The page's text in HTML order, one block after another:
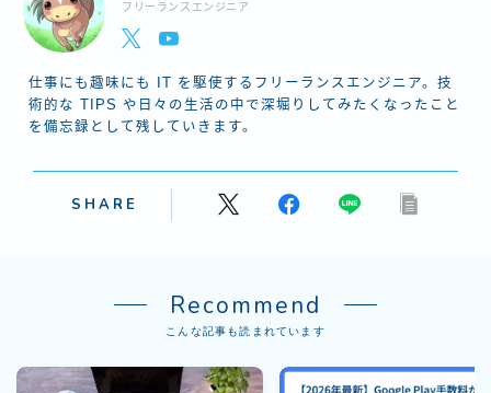
フリーランスエンジニア
仕事にも趣味にも IT を駆使するフリーランスエンジニア。技
術的な TIPS や日々の生活の中で深堀りしてみたくなったこと
を備忘録として残していきます。
SHARE
Recommend
こんな記事も読まれています